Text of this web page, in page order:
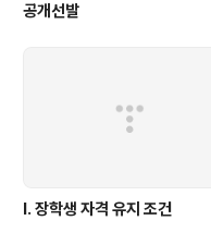
공개선발
Ⅰ. 장학생 자격 유지 조건